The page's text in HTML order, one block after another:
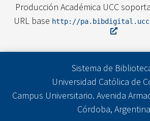
Producción Académica UCC soporta
URL base http://
Sistema de
Universidad Católica de
Campus Universitario. Avenida
Córdoba, Argentina